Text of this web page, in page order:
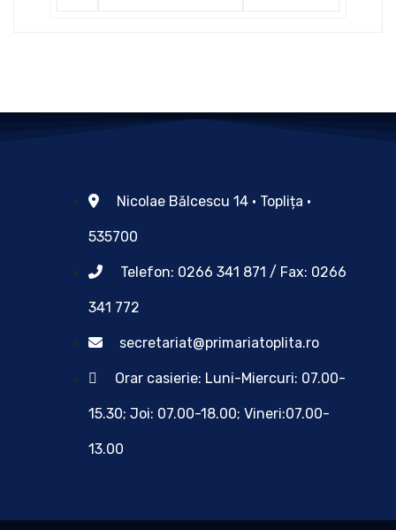
Nicolae Bălcescu 14 • Toplița •
535700
Telefon: 0266 341 871 / Fax: 0266
341 772
secretariat@primariatoplita.ro
Orar casierie: Luni-Miercuri: 07.00-
15.30; Joi: 07.00-18.00; Vineri:07.00-
13.00